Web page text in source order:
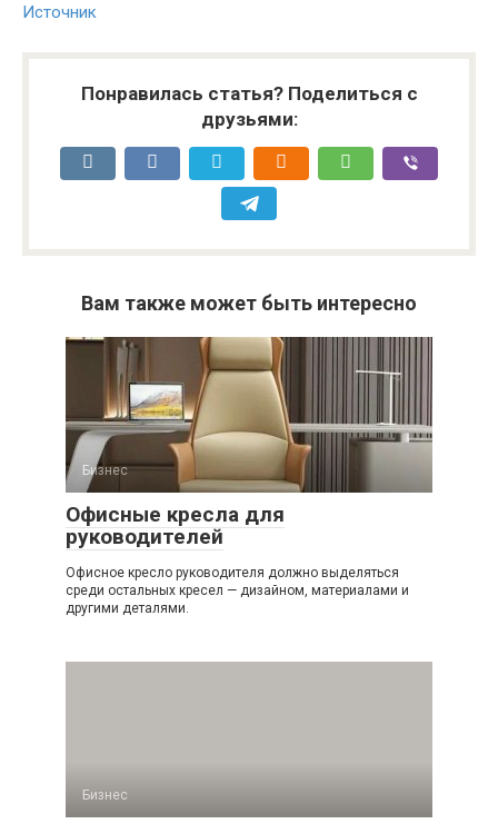
Источник
Понравилась статья? Поделиться с
друзьями:
Вам также может быть интересно
Бизнес
Офисные кресла для
руководителей
Офисное кресло руководителя должно выделяться
среди остальных кресел — дизайном, материалами и
другими деталями.
Бизнес